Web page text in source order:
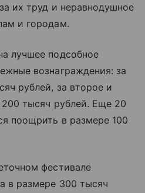
их труд и неравнодушное
и городам.
лучшее подсобное
вознаграждения: за
рублей, за второе и
тысяч рублей. Еще 20
поощрить в размере 100
фестивале
в размере 300 тысяч